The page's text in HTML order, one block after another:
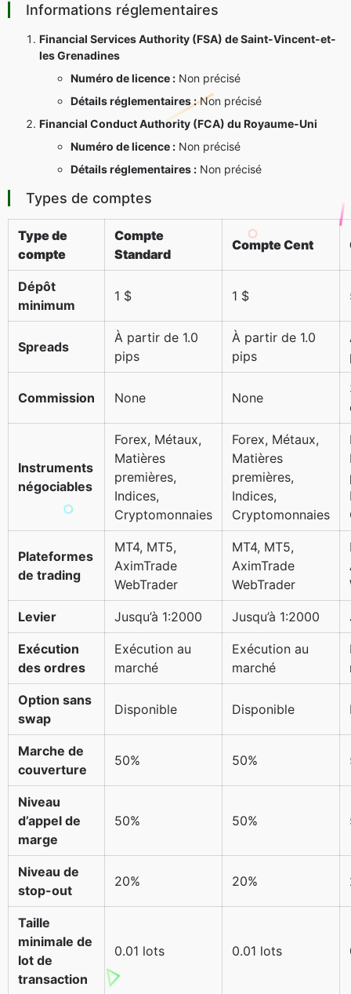
Informations réglementaires
Financial Services Authority (FSA) de Saint-Vincent-et-
les Grenadines
Numéro de licence : Non précisé
Détails réglementaires :Non précisé
Financial Conduct Authority (FCA) du Royaume-Uni
Numéro de licence : Non précisé
Détails réglementaires : Non précisé
Types de comptes
Type de
compte
Compte
Standard
Compte Cent
Dépôt
minimum
1 $ 1 $
Spreads
À partir de 1.0
pips
À partir de 1.0
pips
Commission None None
Instruments
négociables
Forex, Métaux,
Matières
premières,
Indices,
Cryptomonnaies
Forex, Métaux,
Matières
premières,
Indices,
Cryptomonnaies
Plateformes
de trading
MT4, MT5,
AximTrade
WebTrader
MT4, MT5,
AximTrade
WebTrader
Levier Jusqu’à 1:2000 Jusqu’à 1:2000
Exécution
des ordres
Exécution au
marché
Exécution au
marché
Option sans
swap
Disponible Disponible
Marche de
couverture
50% 50%
Niveau
d’appel de
marge
50% 50%
Niveau de
stop-out
20% 20%
Taille
minimale de
lot de
transaction
0.01 lots 0.01 lots